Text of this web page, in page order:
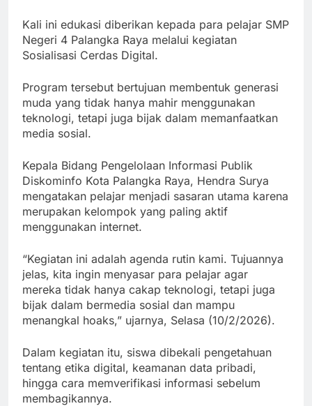
Kali ini edukasi diberikan kepada para pelajar SMP
Negeri 4 Palangka Raya melalui kegiatan
Sosialisasi Cerdas Digital.
Program tersebut bertujuan membentuk generasi
muda yang tidak hanya mahir menggunakan
teknologi, tetapi juga bijak dalam memanfaatkan
media sosial.
Kepala Bidang Pengelolaan Informasi Publik
Diskominfo Kota Palangka Raya, Hendra Surya
mengatakan pelajar menjadi sasaran utama karena
merupakan kelompok yang paling aktif
menggunakan internet.
“Kegiatan ini adalah agenda rutin kami. Tujuannya
jelas, kita ingin menyasar para pelajar agar
mereka tidak hanya cakap teknologi, tetapi juga
bijak dalam bermedia sosial dan mampu
menangkal hoaks,” ujarnya, Selasa (10/2/2026).
Dalam kegiatan itu, siswa dibekali pengetahuan
tentang etika digital, keamanan data pribadi,
hingga cara memverifikasi informasi sebelum
membagikannya.